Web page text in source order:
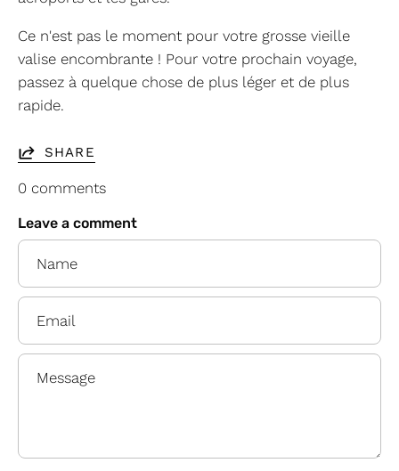
Ce n'est pas le moment pour votre grosse vieille
valise encombrante ! Pour votre prochain voyage,
passez à quelque chose de plus léger et de plus
rapide.
SHARE
0 comments
Leave a comment
Name
Email
Message